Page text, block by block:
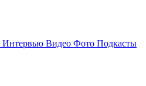
Интервью Видео Фото Подкасты